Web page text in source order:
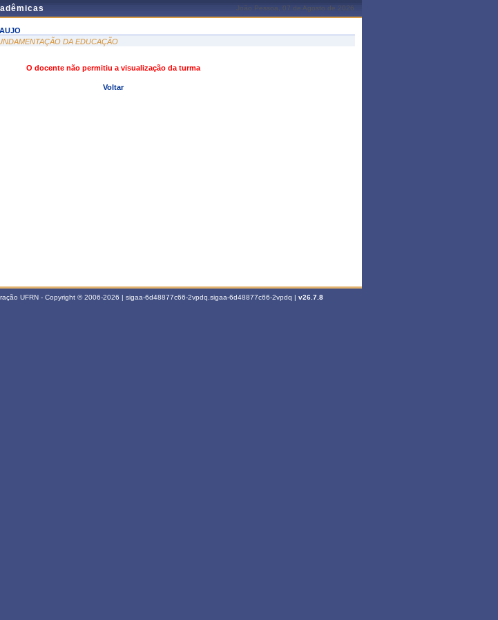
João Pessoa, 07 de Agosto de 2026
DA EDUCAÇÃO
O docente não permitiu a visualização da turma
Voltar
UFRN - Copyright © 2006-2026 | sigaa-6d48877c66-2vpdq.sigaa-6d48877c66-2vpdq | v26.7.8